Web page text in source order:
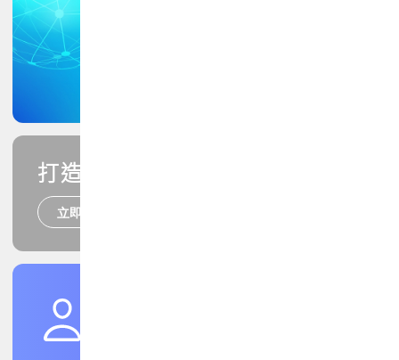
打造您的PCB專業技能
立即報名